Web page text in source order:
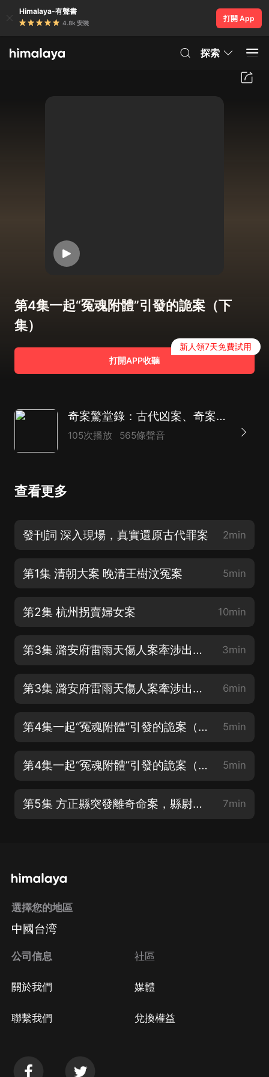
Himalaya-有聲書
4.8k 安裝
打開 App
探索
第4集一起“冤魂附體”引發的詭案（下
集）
打開APP收聽
新人領7天免費試用
奇案驚堂錄：古代凶案、奇案、懸案秘談
105次播放 565條聲音
查看更多
發刊詞 深入現場，真實還原古代罪案 2min
第1集 清朝大案 晚清王樹汶冤案 5min
第2集 杭州拐賣婦女案 10min
第3集 潞安府雷雨天傷人案牽涉出的案中案（上集） 3min
第3集 潞安府雷雨天傷人案牽涉出的案中案（下集） 6min
第4集一起“冤魂附體”引發的詭案（上集） 5min
第4集一起“冤魂附體”引發的詭案（下集） 5min
第5集 方正縣突發離奇命案，縣尉憑刀痕抓到真凶 7min
選擇您的地區
中國台湾
公司信息
關於我們
聯繫我們
社區
媒體
兌換權益